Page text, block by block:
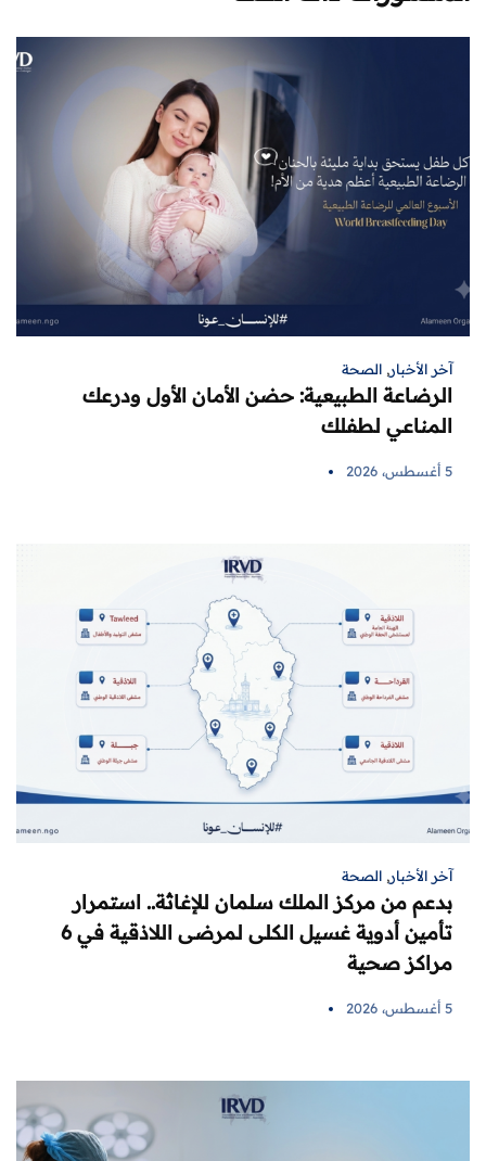
آخر الأخبار, الصحة
الرضاعة الطبيعية: حضن الأمان الأول ودرعك
المناعي لطفلك
5 أغسطس، 2026
آخر الأخبار, الصحة
بدعم من مركز الملك سلمان للإغاثة.. استمرار
تأمين أدوية غسيل الكلى لمرضى اللاذقية في 6
مراكز صحية
5 أغسطس، 2026